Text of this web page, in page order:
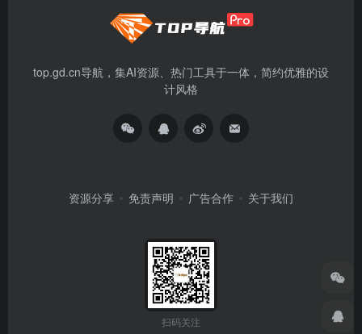
top.gd.cn导航，集AI资源、热门工具于一体，简约优雅的设
计风格
资源分享 免责声明 广告合作 关于我们
扫码关注